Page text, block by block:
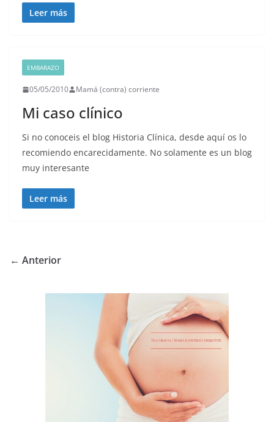
Leer más
EMBARAZO
05/05/2010 Mamá (contra) corriente
Mi caso clínico
Si no conoceis el blog Historia Clínica, desde aquí os lo
recomiendo encarecidamente. No solamente es un blog
muy interesante
Leer más
← Anterior